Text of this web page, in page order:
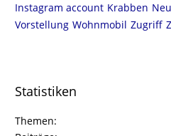
Instagram account Krabben Neu
Vorstellung Wohnmobil Zugriff
Statistiken
Themen